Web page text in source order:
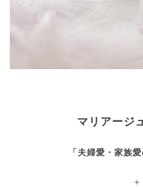
マリアージ
「夫婦愛・家族
＋